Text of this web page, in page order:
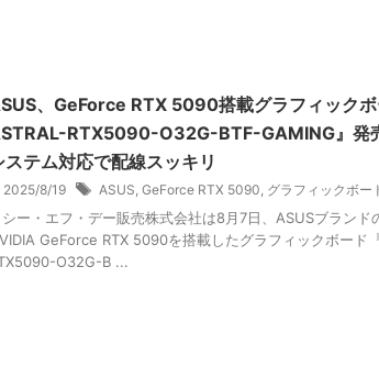
、GeForce RTX 5090搭載グラフィック
RTX5090-O32G-BTF-GAMING』発
ステム対応で配線スッキリ
2025/8/19 ASUS, GeForce RTX 5090, グラフィックボー
・エフ・デー販売株式会社は8月7日、ASUSブランド
GeForce RTX 5090を搭載したグラフィックボード
O32G-B ...